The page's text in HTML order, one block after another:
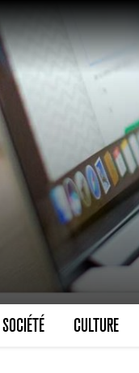
SOCIÉTÉ CULTURE